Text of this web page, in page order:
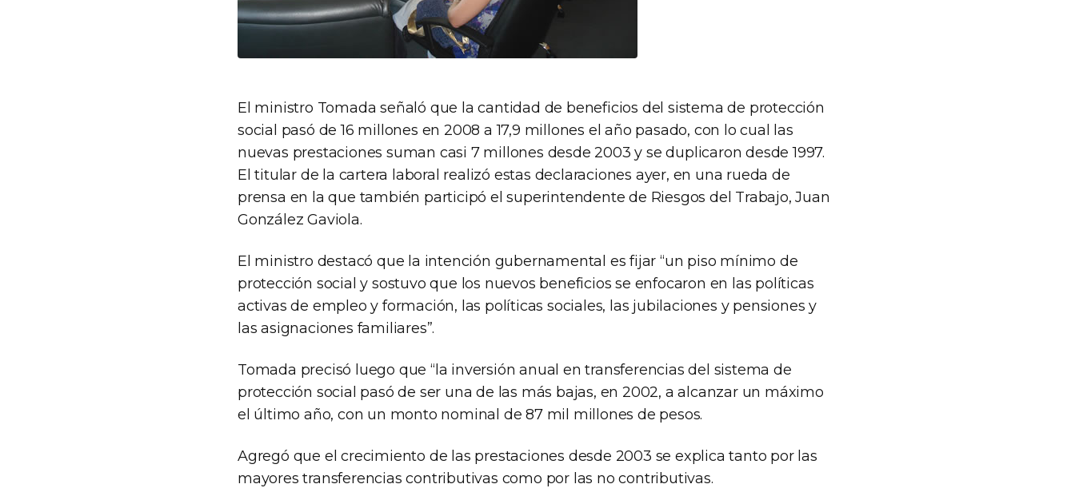
El ministro Tomada señaló que la cantidad de beneficios del sistema de protección
social pasó de 16 millones en 2008 a 17,9 millones el año pasado, con lo cual las
nuevas prestaciones suman casi 7 millones desde 2003 y se duplicaron desde 1997.
El titular de la cartera laboral realizó estas declaraciones ayer, en una rueda de
prensa en la que también participó el superintendente de Riesgos del Trabajo, Juan
González Gaviola.
El ministro destacó que la intención gubernamental es fijar “un piso mínimo de
protección social y sostuvo que los nuevos beneficios se enfocaron en las políticas
activas de empleo y formación, las políticas sociales, las jubilaciones y pensiones y
las asignaciones familiares”.
Tomada precisó luego que “la inversión anual en transferencias del sistema de
protección social pasó de ser una de las más bajas, en 2002, a alcanzar un máximo
el último año, con un monto nominal de 87 mil millones de pesos.
Agregó que el crecimiento de las prestaciones desde 2003 se explica tanto por las
mayores transferencias contributivas como por las no contributivas.